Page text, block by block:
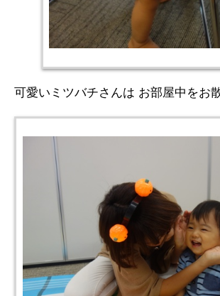
可愛いミツバチさんは お部屋中をお